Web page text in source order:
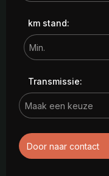
km stand:
Transmissie:
Door naar contact